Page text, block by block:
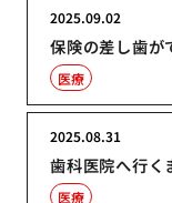
保険の差し歯が
2025.09.02
医療
歯科医院へ行く
2025.08.31
医療